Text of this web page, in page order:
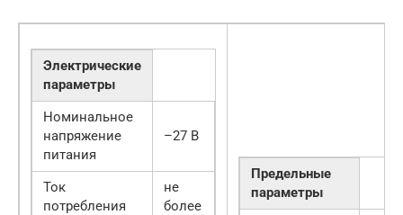
Электрические
параметры
Номинальное
напряжение
питания
–27 В
Ток
потребления
не
более
Предельные
параметры